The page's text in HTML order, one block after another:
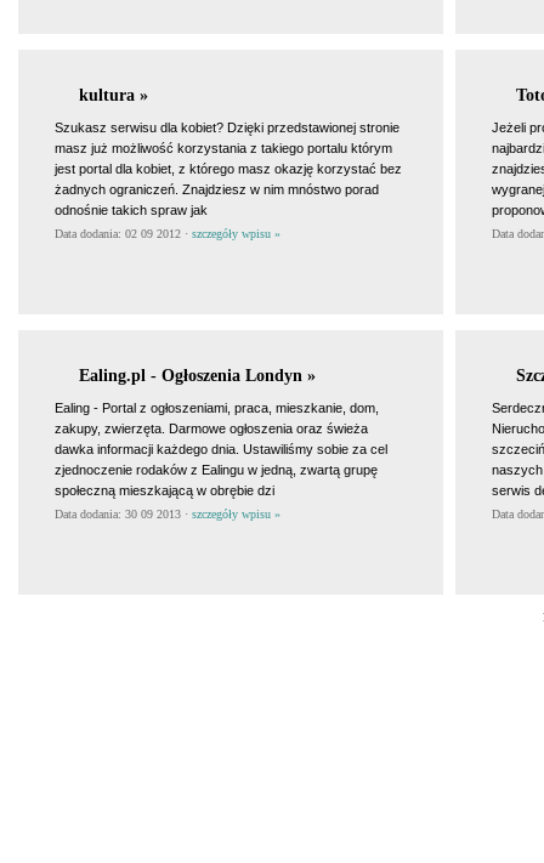
kultura »
Szukasz serwisu dla kobiet? Dzięki przedstawionej stronie
masz już możliwość korzystania z takiego portalu którym
jest portal dla kobiet, z którego masz okazję korzystać bez
żadnych ograniczeń. Znajdziesz w nim mnóstwo porad
odnośnie takich spraw jak
Data dodania: 02 09 2012 · szczegóły wpisu »
Jeżeli
Data
Ealing.pl - Ogłoszenia Londyn »
Ealing - Portal z ogłoszeniami, praca, mieszkanie, dom,
zakupy, zwierzęta. Darmowe ogłoszenia oraz świeża
dawka informacji każdego dnia. Ustawiliśmy sobie za cel
zjednoczenie rodaków z Ealingu w jedną, zwartą grupę
społeczną mieszkającą w obrębie dzi
Data dodania: 30 09 2013 · szczegóły wpisu »
serwis
Data